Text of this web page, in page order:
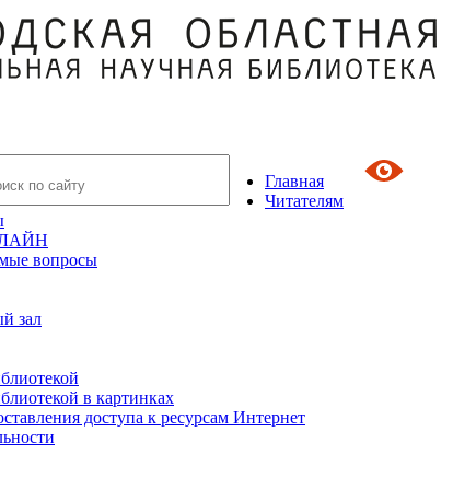
Главная
Читателям
вопросы
зал
в картинках
доступа к ресурсам Интернет